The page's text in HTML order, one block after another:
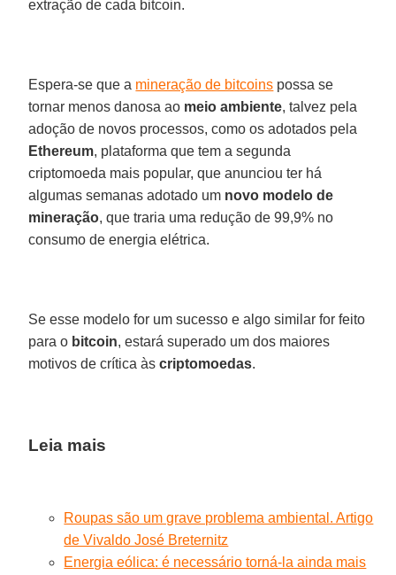
extração de cada bitcoin.
Espera-se que a mineração de bitcoins possa se
tornar menos danosa ao meio ambiente, talvez pela
adoção de novos processos, como os adotados pela
Ethereum, plataforma que tem a segunda
criptomoeda mais popular, que anunciou ter há
algumas semanas adotado um novo modelo de
mineração, que traria uma redução de 99,9% no
consumo de energia elétrica.
Se esse modelo for um sucesso e algo similar for feito
para o bitcoin, estará superado um dos maiores
motivos de crítica àscriptomoedas.
Leia mais
Roupas são um grave problema ambiental. Artigo
de Vivaldo José Breternitz
Energia eólica: é necessário torná-la ainda mais